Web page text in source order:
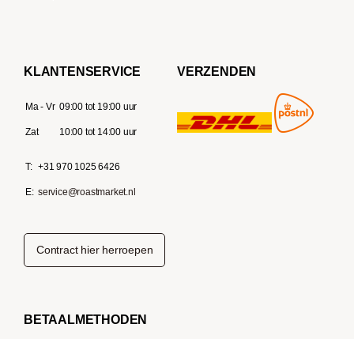
KLANTENSERVICE
Ma - Vr 09:00 tot 19:00 uur
Zat 10:00 tot 14:00 uur
T: +31 970 1025 6426
E: service@roastmarket.nl
VERZENDEN
Contract hier herroepen
BETAALMETHODEN